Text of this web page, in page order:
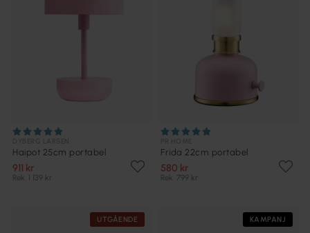
Haipot 25cm portabel
911 kr
Rek. 1 139 kr
Frida 22cm portabel
580 kr
Rek. 799 kr
UTGÅENDE KAMPANJ